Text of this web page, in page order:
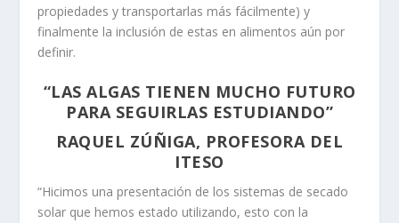
propiedades y transportarlas más fácilmente) y
finalmente la inclusión de estas en alimentos aún por
definir.
“LAS ALGAS TIENEN MUCHO FUTURO
PARA SEGUIRLAS ESTUDIANDO”
RAQUEL ZÚÑIGA, PROFESORA DEL
ITESO
“Hicimos una presentación de los sistemas de secado
solar que hemos estado utilizando, esto con la